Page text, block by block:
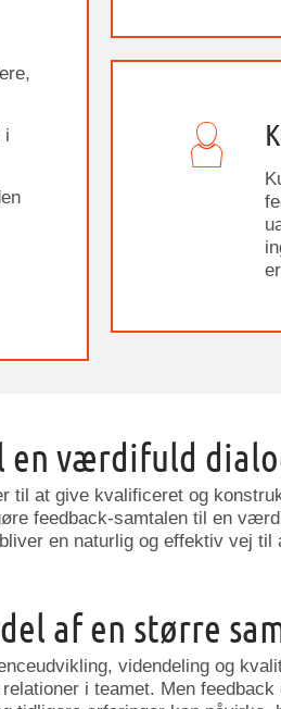
i
en værdifuld
til at give kvalificeret og
feedback-samtalen til en
en naturlig og effektiv vej
del af en større
videndeling og
i teamet. Men